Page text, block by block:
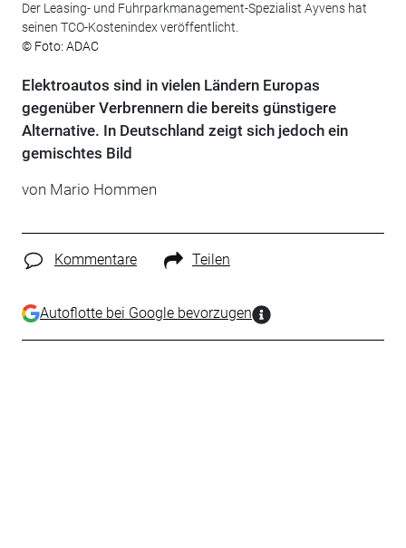
Der Leasing- und Fuhrparkmanagement-Spezialist Ayvens hat
seinen TCO-Kostenindex veröffentlicht.
© Foto: ADAC
Elektroautos sind in vielen Ländern Europas
gegenüber Verbrennern die bereits günstigere
Alternative. In Deutschland zeigt sich jedoch ein
gemischtes Bild
von Mario Hommen
Kommentare Teilen
Autoflotte bei Google bevorzugen